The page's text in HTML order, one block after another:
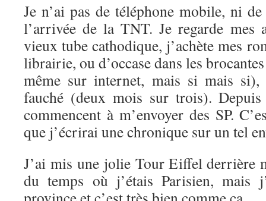
Je n’ai pas de téléphone mobile, ni
l’arrivée de la TNT. Je regarde
vieux tube cathodique, j’achète mes
librairie, ou d’occase dans les
même sur internet, mais si mais
fauché (deux mois sur trois).
commencent à m’envoyer des SP.
que j’écrirai une chronique sur un tel
J’ai mis une jolie Tour Eiffel derrière
du temps où j’étais Parisien, mais